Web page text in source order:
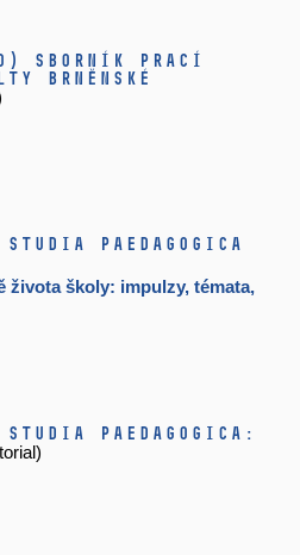
Sborník prací
brněnské
Studia paedagogica
života školy: impulzy, témata,
Studia paedagogica: